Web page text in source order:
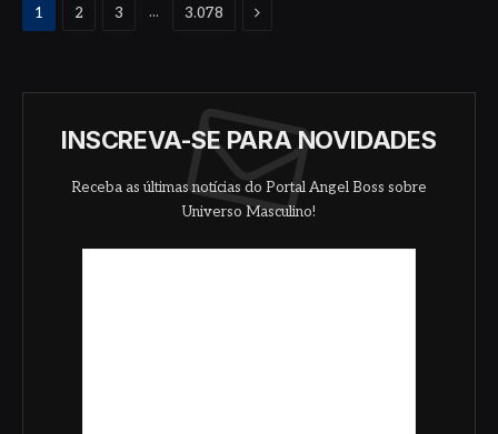
1 2 3 ... 3.078 Proximo
INSCREVA-SE PARA NOVIDADES
Receba as últimas notícias do Portal Angel Boss sobre
Universo Masculino!